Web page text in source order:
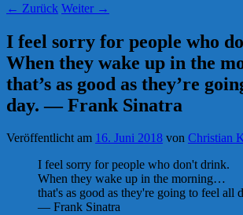
← Zurück Weiter →
I feel sorry for people who
When they wake up in the
that’s as good as they’re
day. — Frank Sinatra
Veröffentlicht am 16. Juni 2018 von Christian
I feel sorry for people who don't drink.
When they wake up in the morning…
that's as good as they're going to feel all
— Frank Sinatra